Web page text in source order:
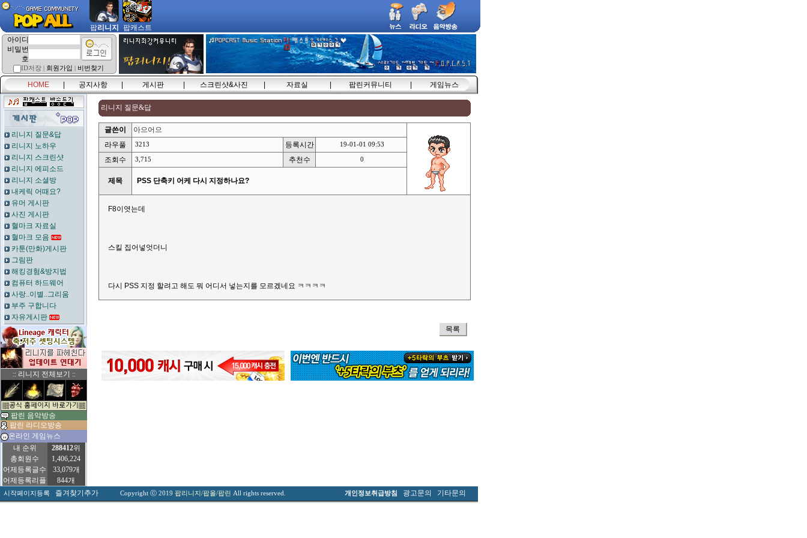
팝리니지
팝캐스트
아이디
비밀번
호
ID저장 | 회원가입 비번찾기
HOME 공지사항 게시판 스크린샷&사진 자료실 팝린커뮤니티 게임뉴스
리니지 질문&답
글쓴이
아으어으
라우풀
3213 등록시간 19-01-01 09:53
조회수 3,715 추천수 0
제목 PSS 단축키 어케 다시 지정하나요?
F8이엿는데
스킬 집어넣엇더니
다시 PSS 지정 할려고 해도 뭐 어디서 넣는지를 모르겠네요 ㅋㅋㅋㅋ
목록
리니지 질문&답
리니지 노하우
리니지 스크린샷
리니지 에피소드
리니지 소셜방
내케릭 어때요?
유머 게시판
사진 게시판
혈마크 자료실
혈마크 모음
카툰(만화)게시판
그림판
해킹경험&방지법
컴퓨터 하드웨어
사랑..이별..그리움
부주 구합니다
자유게시판
:: 리니지 전체보기 ::
팝린 음악방송
팝린 라디오방송
온라인 게임뉴스
내 순위
288412위
총회원수
1,406,224
어제등록글수
33,079개
어제등록리플
844개
시작페이지등록 즐겨찾기추가 Copyright ⓒ 2019 팝리니지/팝올/팝린 All rights reserved. 개인정보취급방침 광고문의 기타문의